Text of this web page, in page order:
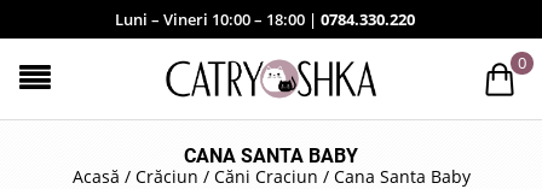
Luni – Vineri 10:00 – 18:00 | 0784.330.220
0
CANA SANTA BABY
Acasă / Crăciun / Căni Craciun / Cana Santa Baby